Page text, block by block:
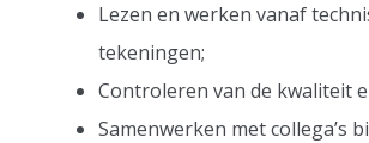
Lezen en werken vanaf
tekeningen;
Controleren van de kwaliteit
Samenwerken met collega’s